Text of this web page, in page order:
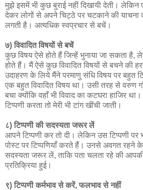
मुझे इसमें भी कुछ बुराई नहीं दिखायी देती। लेकिन
देकर लोगों से अपने चिट्ठे पर चटकाने की याचना
लगती है। अत्यधिक स्वप्रचार से बचें।
७) विवादित विषयों से बचें
कुछ विषय ऐसे होते हैं जिन्हें भुनाया जा सकता है,
होते हैं। मैं ऐसे कुछ विवादित विषयों से बचने की
उदाहरण के लिये मैंने परमाणु संधि विषय पर बहुत
एक बहुत विवादित विषय था। उसी तरह से वरुण
बचा क्योंकि वहाँ भी विवाद का कटघरा हाजिर
टिप्पणी करता तो मेरी भी टांग खींची जाती।
८) टिप्पणी की सदस्यता जरूर लें
आपने टिप्पणी कर तो दी। लेकिन उस टिप्पणी पर
पोस्ट पर टिप्पणियाँ करते हैं। उनसे अवगत रहने के
सदस्यता जरूर लें, ताकि पता चलता रहे की आपकी
प्रतिक्रिया हुई।
९) टिप्पणी कर्मभाव से करें, फलभाव से नहीं